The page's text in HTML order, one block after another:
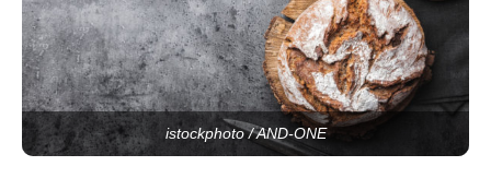
istockphoto / AND-ONE